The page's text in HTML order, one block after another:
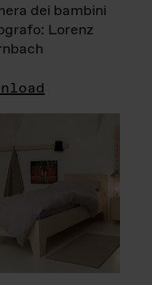
dei bambini
Lorenz